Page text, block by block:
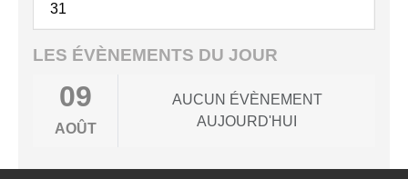
31
LES ÉVÈNEMENTS DU JOUR
09
AOÛT
AUCUN ÉVÈNEMENT
AUJOURD'HUI